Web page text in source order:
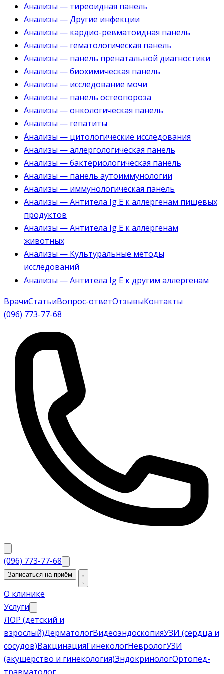
Анализы — тиреоидная панель
Анализы — Другие инфекции
Анализы — кардио-ревматоидная панель
Анализы — гематологическая панель
Анализы — панель пренатальной диагностики
Анализы — биохимическая панель
Анализы — исследование мочи
Анализы — панель остеопороза
Анализы — онкологическая панель
Анализы — гепатиты
Анализы — цитологические исследования
Анализы — аллергологическая панель
Анализы — бактериологическая панель
Анализы — панель аутоиммунологии
Анализы — иммунологическая панель
Анализы — Антитела Ig E к аллергенам пищевых
продуктов
Анализы — Антитела Ig E к аллергенам
животных
Анализы — Культуральные методы
исследований
Анализы — Антитела Ig E к другим аллергенам
ВрачиСтатьиВопрос-ответОтзывыКонтакты
(096) 773-77-68
(096) 773-77-68
Записаться на приём
О клинике
Услуги
ЛОР (детский и
взрослый)ДерматологВидеоэндоскопияУЗИ (сердца и
сосудов)ВакцинацияГинекологНеврологУЗИ
(акушерство и гинекология)ЭндокринологОртопед-